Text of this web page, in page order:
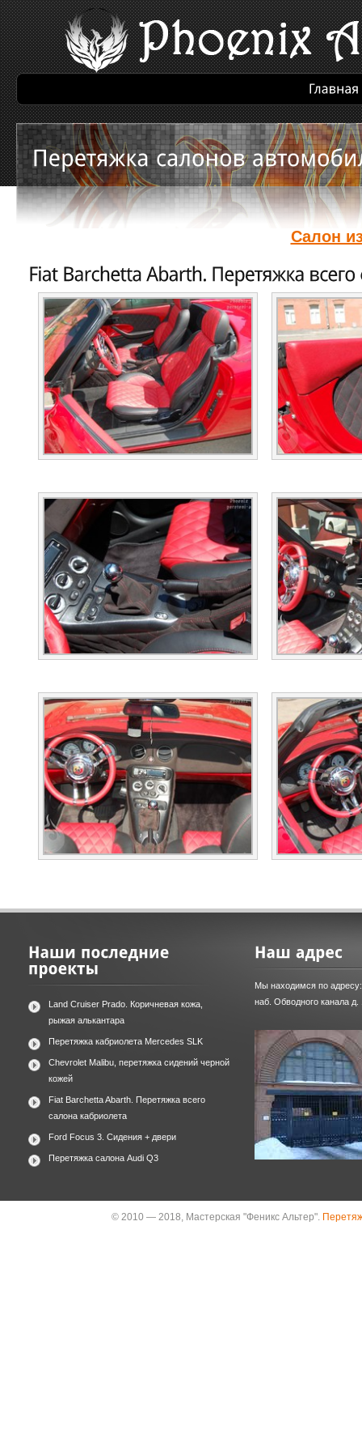
Салон
Land Cruiser Prado. Коричневая кожа,
рыжая алькантара
Перетяжка кабриолета Mercedes SLK
Chevrolet Malibu, перетяжка сидений черной
кожей
Fiat Barchetta Abarth. Перетяжка всего
салона кабриолета
Ford Focus 3. Сидения + двери
Перетяжка салона Audi Q3
Мы находимся по адресу:
наб. Обводного канала
© 2010 — 2018, Мастерская "Феникс Альтер".